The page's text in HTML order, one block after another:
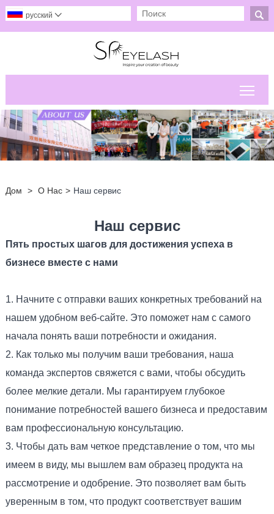

русский 
Дом > О Нас > Наш сервис
Наш сервис
Пять простых шагов для достижения успеха в
бизнесе вместе с нами
1. Начните с отправки ваших конкретных требований на
нашем удобном веб-сайте. Это поможет нам с самого
начала понять ваши потребности и ожидания.
2. Как только мы получим ваши требования, наша
команда экспертов свяжется с вами, чтобы обсудить
более мелкие детали. Мы гарантируем глубокое
понимание потребностей вашего бизнеса и предоставим
вам профессиональную консультацию.
3. Чтобы дать вам четкое представление о том, что мы
имеем в виду, мы вышлем вам образец продукта на
рассмотрение и одобрение. Это позволяет вам быть
уверенным в том, что продукт соответствует вашим